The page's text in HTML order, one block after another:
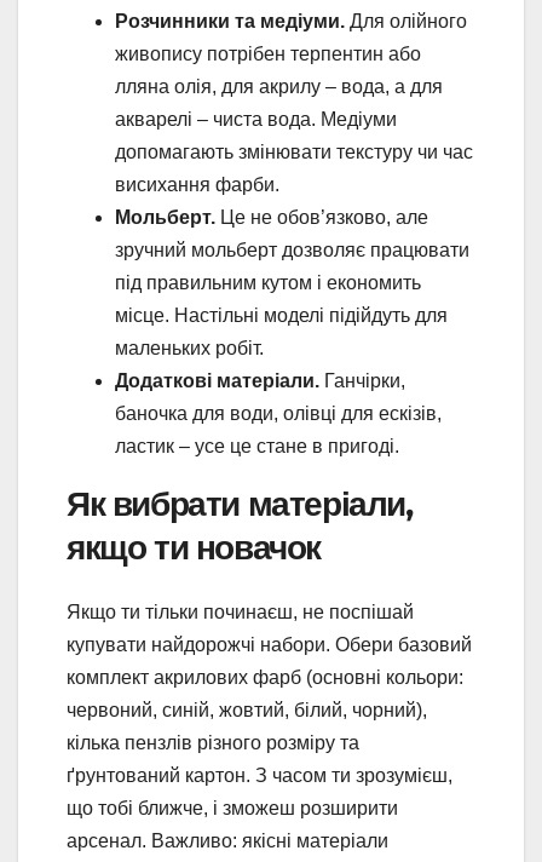
Розчинники та медіуми. Для олійного
живопису потрібен терпентин або
лляна олія, для акрилу – вода, а для
акварелі – чиста вода. Медіуми
допомагають змінювати текстуру чи час
висихання фарби.
Мольберт. Це не обов’язково, але
зручний мольберт дозволяє працювати
під правильним кутом і економить
місце. Настільні моделі підійдуть для
маленьких робіт.
Додаткові матеріали. Ганчірки,
баночка для води, олівці для ескізів,
ластик – усе це стане в пригоді.
Як вибрати матеріали,
якщо ти новачок
Якщо ти тільки починаєш, не поспішай
купувати найдорожчі набори. Обери базовий
комплект акрилових фарб (основні кольори:
червоний, синій, жовтий, білий, чорний),
кілька пензлів різного розміру та
ґрунтований картон. З часом ти зрозумієш,
що тобі ближче, і зможеш розширити
арсенал. Важливо: якісні матеріали